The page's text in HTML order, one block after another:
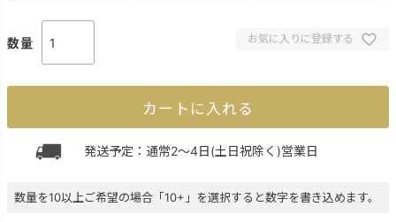
お気に入りに登録する
カートに入れる
発送予定：通常2～4日(土日祝除く)営業日
数量を10以上ご希望の場合「10+」を選択すると数字を書き込めます。